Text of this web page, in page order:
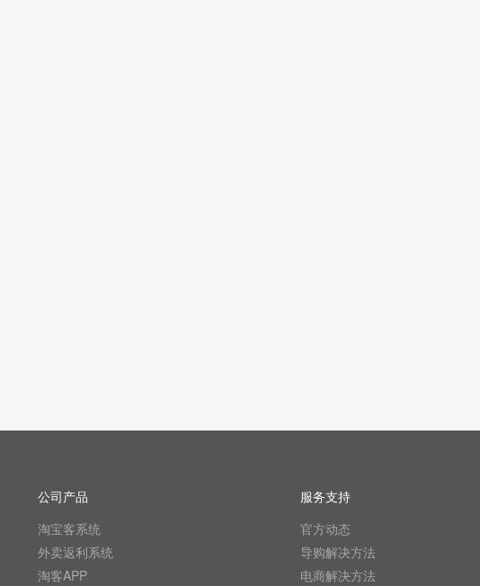
公司产品
淘宝客系统
外卖返利系统
淘客APP
服务支持
官方动态
导购解决方法
电商解决方法